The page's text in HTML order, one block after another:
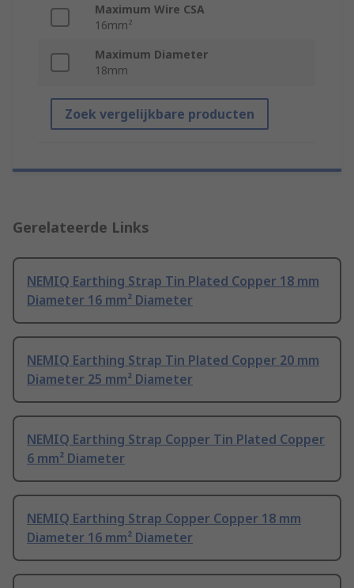
Maximum Wire CSA
16mm²
Maximum Diameter
18mm
Zoek vergelijkbare producten
Gerelateerde Links
NEMIQ Earthing Strap Tin Plated Copper 18 mm
Diameter 16 mm² Diameter
NEMIQ Earthing Strap Tin Plated Copper 20 mm
Diameter 25 mm² Diameter
NEMIQ Earthing Strap Copper Tin Plated Copper
6 mm² Diameter
NEMIQ Earthing Strap Copper Copper 18 mm
Diameter 16 mm² Diameter